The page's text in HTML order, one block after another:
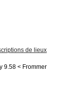
de lieux
9.58 < Frommer